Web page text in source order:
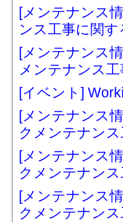
[メンテナンス
ンス工事に関
[メンテナンス
メンテナンス
[イベント]
[メンテナンス
クメンテナン
[メンテナンス
クメンテナン
[メンテナンス
クメンテナン